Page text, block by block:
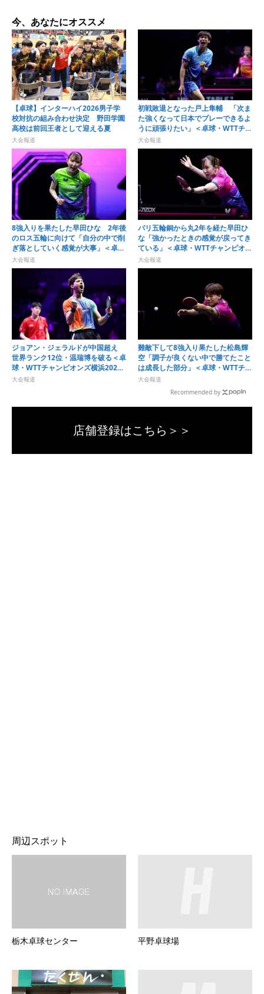
今、あなたにオススメ
【卓球】インターハイ2026男子学
校対抗の組み合わせ決定 野田学園
高校は前回王者として迎える夏
大会報道
初戦敗退となった戸上隼輔 「次ま
た強くなって日本でプレーできるよ
うに頑張りたい」＜卓球・WTTチャ
ンピオンズ横浜2026＞
大会報道
8強入りを果たした早田ひな 2年後
のロス五輪に向けて「自分の中で削
ぎ落としていく感覚が大事」＜卓
球・WTTチャンピオンズ横浜2026
＞
大会報道
パリ五輪銅から丸2年を経た早田ひ
な「強かったときの感覚が戻ってき
ている」＜卓球・WTTチャンピオン
ズ横浜2026＞
大会報道
ジョアン・ジェラルドが中国超え
世界ランク12位・温瑞博を破る＜卓
球・WTTチャンピオンズ横浜2026
＞
大会報道
難敵下して8強入り果たした松島輝
空「調子が良くない中で勝てたこと
は成長した部分」＜卓球・WTTチャ
ンピオンズ横浜2026＞
大会報道
Recommended by
店舗登録はこちら＞＞
周辺スポット
栃木卓球センター 平野卓球場